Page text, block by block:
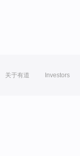
关于有道 Investors